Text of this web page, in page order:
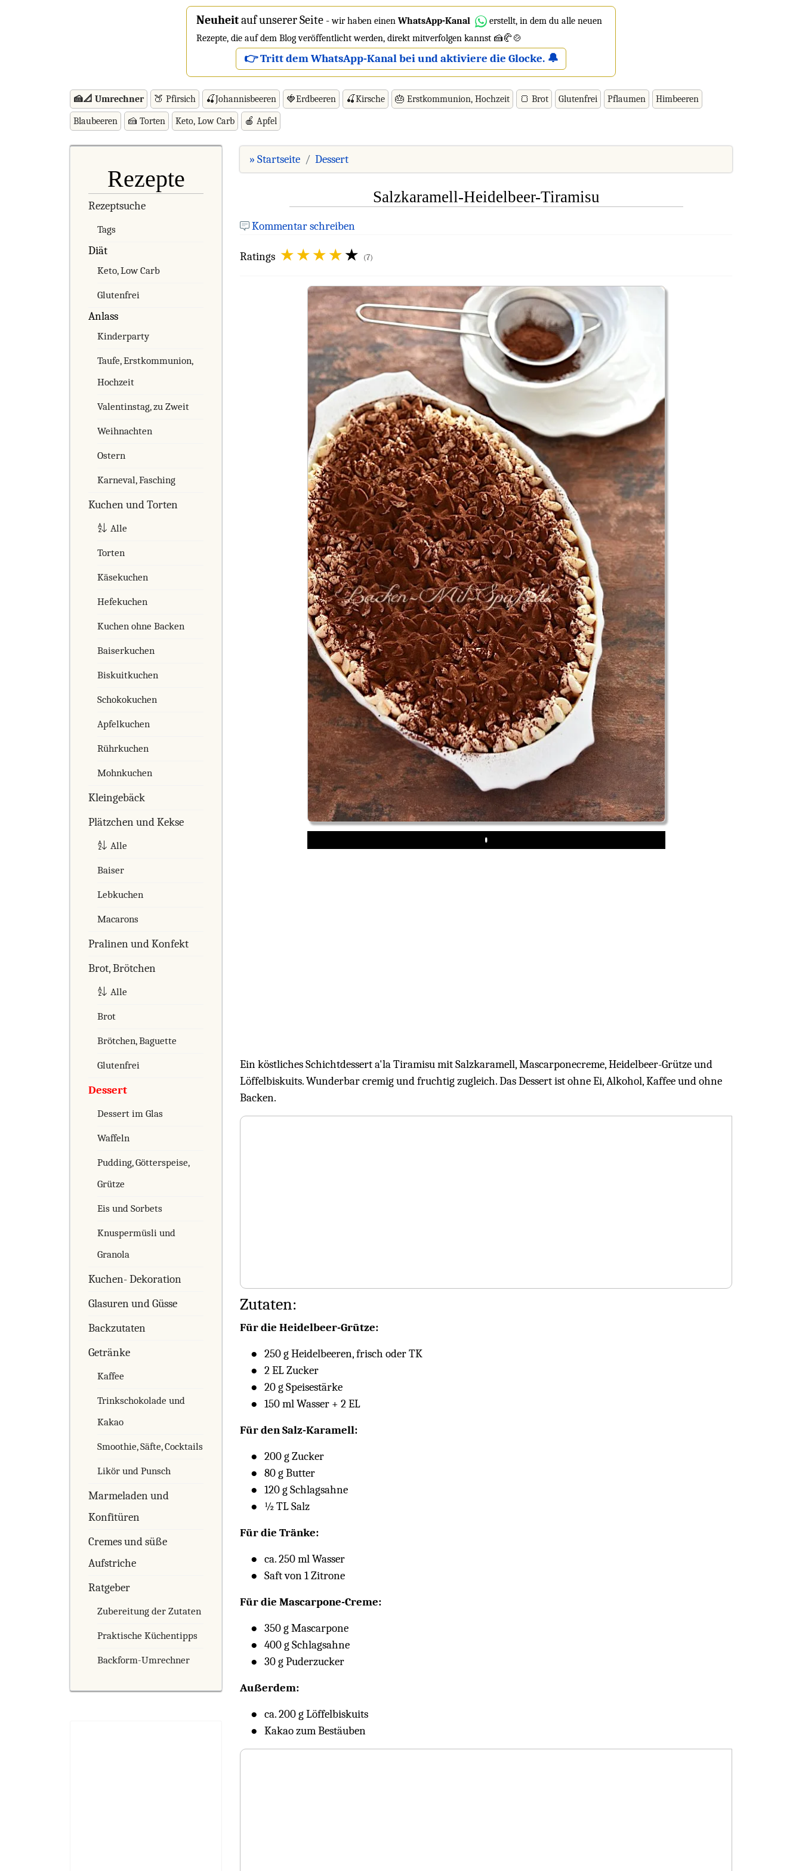
Neuheitauf unserer Seite -wir haben einen WhatsApp-Kanal
erstellt, in dem du alle neuen
Rezepte, die auf dem Blog veröffentlicht werden, direkt mitverfolgen kannst 🍰🥐🍲
👉 Tritt dem WhatsApp-Kanal bei und aktiviere die Glocke. 🔔
🍰📐 Umrechner 🍑 Pfirsich 🍒Johannisbeeren 🍓Erdbeeren 🍒Kirsche 🎂 Erstkommunion, Hochzeit 🍞 Brot Glutenfrei Pflaumen Himbeeren
Blaubeeren 🍰 Torten Keto, Low Carb 🍎 Apfel
Rezepte
Rezeptsuche
Tags
Diät
Keto, Low Carb
Glutenfrei
Anlass
Kinderparty
Taufe, Erstkommunion,
Hochzeit
Valentinstag, zu Zweit
Weihnachten
Ostern
Karneval, Fasching
Kuchen und Torten
Alle
Torten
Käsekuchen
Hefekuchen
Kuchen ohne Backen
Baiserkuchen
Biskuitkuchen
Schokokuchen
Apfelkuchen
Rührkuchen
Mohnkuchen
Kleingebäck
Plätzchen und Kekse
Alle
Baiser
Lebkuchen
Macarons
Pralinen und Konfekt
Brot, Brötchen
Alle
Brot
Brötchen, Baguette
Glutenfrei
Dessert
Dessert im Glas
Waffeln
Pudding, Götterspeise,
Grütze
Eis und Sorbets
Knuspermüsli und
Granola
Kuchen- Dekoration
Glasuren und Güsse
Backzutaten
Getränke
Kaffee
Trinkschokolade und
Kakao
Smoothie, Säfte, Cocktails
Likör und Punsch
Marmeladen und
Konfitüren
Cremes und süße
Aufstriche
Ratgeber
Zubereitung der Zutaten
Praktische Küchentipps
Backform-Umrechner
» Startseite Dessert
Salzkaramell-Heidelbeer-Tiramisu
Kommentar schreiben
Ratings (7)
Play
Ein köstliches Schichtdessert a'la Tiramisu mit Salzkaramell, Mascarponecreme, Heidelbeer-Grütze und
Löffelbiskuits. Wunderbar cremig und fruchtig zugleich. Das Dessert ist ohne Ei, Alkohol, Kaffee und ohne
Backen.
Zutaten:
Für die Heidelbeer-Grütze:
250 g Heidelbeeren, frisch oder TK
2 EL Zucker
20 g Speisestärke
150 ml Wasser + 2 EL
Für den Salz-Karamell:
200 g Zucker
80 g Butter
120 g Schlagsahne
½ TL Salz
Für die Tränke:
ca. 250 ml Wasser
Saft von 1 Zitrone
Für die Mascarpone-Creme:
350 g Mascarpone
400 g Schlagsahne
30 g Puderzucker
Außerdem:
ca. 200 g Löffelbiskuits
Kakao zum Bestäuben